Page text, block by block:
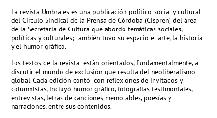
La revista Umbrales es una publicación político-social y cultural
del Círculo Sindical de la Prensa de Córdoba (Cispren) del área
de la Secretaría de Cultura que abordó temáticas sociales,
políticas y culturales; también tuvo su espacio el arte, la historia
y el humor gráfico.
Los textos de la revista están orientados, fundamentalmente, a
discutir el mundo de exclusión que resulta del neoliberalismo
global. Cada edición contó con reflexiones de invitados y
columnistas, incluyó humor gráfico, fotografías testimoniales,
entrevistas, letras de canciones memorables, poesías y
narraciones, entre sus contenidos.